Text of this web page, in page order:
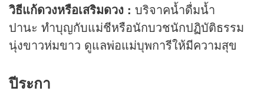
วิธีแก้ดวงหรือเสริมดวง : บริจาคน้ำดื่มน้ำ
ปานะ ทำบุญกับแม่ชีหรือนักบวชนักปฏิบัติธรรม
นุ่งขาวห่มขาว ดูแลพ่อแม่บุพการีให้มีความสุข
ปีระกา